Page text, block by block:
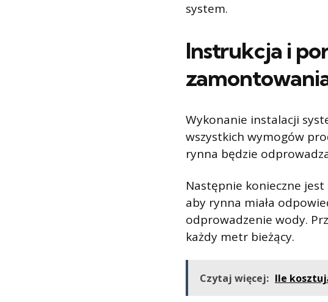
system.
Instrukcja i
Wykonanie instalacji
wszystkich wymogów
rynna będzie
Następnie konieczne
aby rynna miała
odprowadzenie wody.
każdy metr bieżący.
Czytaj więcej: Ile